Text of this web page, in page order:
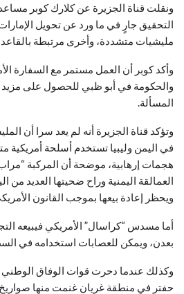
ونقلت قناة الجزيرة عن كلارك كوبر
التحقيق جارٍ في ما ورد عن تحويل
مليشيات متشددة، وأخرى مرتبطة
وأكد كوبر أن العمل مستمر مع السفارة
والحكومة في أبو ظبي للحصول على
المسألة.
وتؤكد قناة الجزيرة أنه لم يعد سرا أن
في اليمن وليبيا تستخدم أسلحة
هجمات إرهابية، موضحة أن المركبة
العمالقة اليمنية وراح ضحيتها العديد من
ويحظر إعادة بيعها بموجب القانون
أما مسدس “كراسال” الأمريكي فيبيعه
بعدن، ويمكن للعصابات استخدامه في
وكذلك عندما دحرت قوات الوفاق الوطني
حفتر في منطقة غريان غنمت منها صواريخ